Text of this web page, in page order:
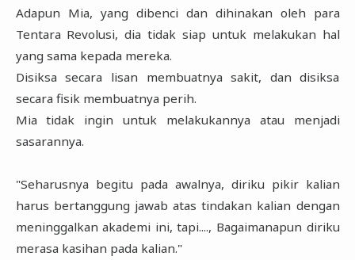
Adapun Mia, yang dibenci dan dihinakan oleh para
Tentara Revolusi, dia tidak siap untuk melakukan hal
yang sama kepada mereka.
Disiksa secara lisan membuatnya sakit, dan disiksa
secara fisik membuatnya perih.
Mia tidak ingin untuk melakukannya atau menjadi
sasarannya.
"Seharusnya begitu pada awalnya, diriku pikir kalian
harus bertanggung jawab atas tindakan kalian dengan
meninggalkan akademi ini, tapi...., Bagaimanapun diriku
merasa kasihan pada kalian."